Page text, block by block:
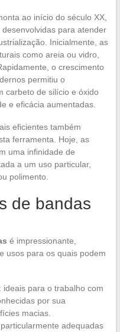
ao início do século XX,
para atender
Inicialmente, as
como areia ou vidro,
o crescimento
permitiu o
carbeto de silício e óxido
e eficácia aumentadas.
eficientes também
ferramenta. Hoje, as
uma infinidade de
a um uso particular,
polimento.
de bandas
é impressionante,
usos para os quais podem
: ideais para o trabalho com
por sua
macias.
adequadas